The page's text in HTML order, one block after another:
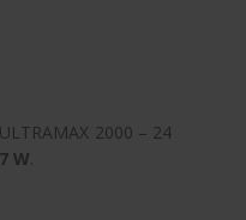
2000 – 24
W.